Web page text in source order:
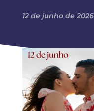
12 de junho de 2026